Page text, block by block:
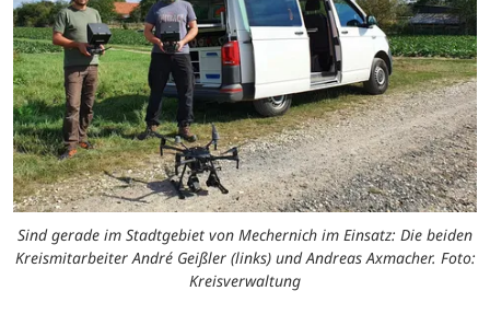
Sind gerade im Stadtgebiet von Mechernich im Einsatz: Die beiden
Kreismitarbeiter André Geißler (links) und Andreas Axmacher. Foto:
Kreisverwaltung